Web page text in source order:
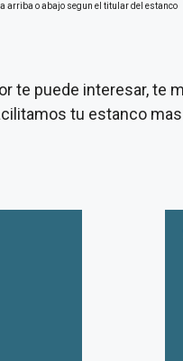
arriba o abajo segun el titular del estanco
te puede interesar, te
tu estanco